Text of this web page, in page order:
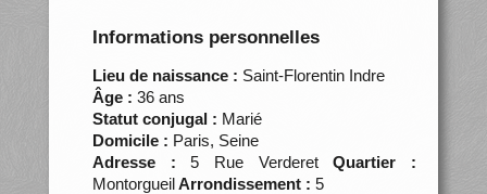
Informations personnelles
Lieu de naissance : Saint-Florentin Indre
Âge : 36 ans
Statut conjugal : Marié
Domicile : Paris, Seine
Adresse : 5 Rue VerderetQuartier :
MontorgueilArrondissement : 5